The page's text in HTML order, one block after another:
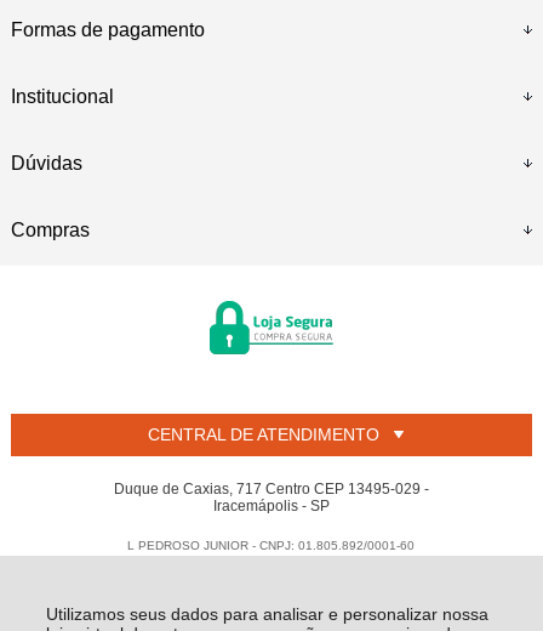
Utilizamos seus dados para analisar e personalizar nossa
Formas de pagamento
Institucional
Dúvidas
Compras
CENTRAL DE ATENDIMENTO
Duque de Caxias, 717 Centro CEP 13495-029 -
Iracemápolis - SP
L PEDROSO JUNIOR - CNPJ: 01.805.892/0001-60